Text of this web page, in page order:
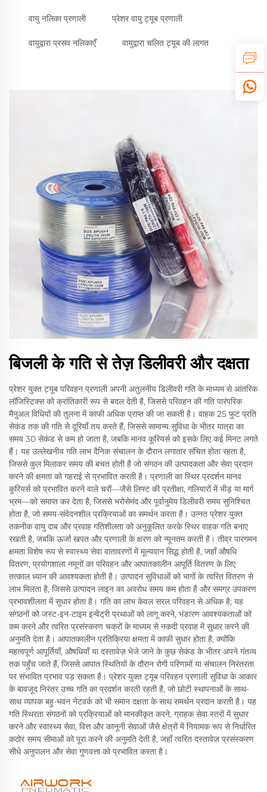
वायु नलिका प्रणाली प्रेशर वायु ट्यूब प्रणाली
वायुद्वारा प्रसव नलिकाएँ वायुद्वारा चलित ट्यूब की लागत
बिजली के गति से तेज़ डिलीवरी और दक्षता
प्रेशर युक्त ट्यूब परिवहन प्रणाली अपनी अतुलनीय डिलीवरी गति के माध्यम से आंतरिक
लॉजिस्टिक्स को क्रांतिकारी रूप से बदल देती है, जिससे परिवहन की गति पारंपरिक
मैनुअल विधियों की तुलना में काफी अधिक प्राप्त की जा सकती है। वाहक 25 फुट प्रति
सेकंड तक की गति से दूरियाँ तय करते हैं, जिससे सामान्य सुविधा के भीतर यात्रा का
समय 30 सेकंड से कम हो जाता है, जबकि मानव कूरियर्स को इसके लिए कई मिनट लगते
हैं। यह उल्लेखनीय गति लाभ दैनिक संचालन के दौरान लगातार संचित होता रहता है,
जिससे कुल मिलाकर समय की बचत होती है जो संगठन की उत्पादकता और सेवा प्रदान
करने की क्षमता को गहराई से प्रभावित करती है। प्रणाली का स्थिर प्रदर्शन मानव
कूरियर्स को प्रभावित करने वाले चरों—जैसे लिफ्ट की प्रतीक्षा, गलियारों में भीड़ या मार्ग
भ्रम—को समाप्त कर देता है, जिससे भरोसेमंद और पूर्वानुमेय डिलीवरी समय सुनिश्चित
होता है, जो समय-संवेदनशील प्रक्रियाओं का समर्थन करता है। उन्नत प्रेशर युक्त
तकनीक वायु दाब और प्रवाह गतिशीलता को अनुकूलित करके स्थिर वाहक गति बनाए
रखती है, जबकि ऊर्जा खपत और प्रणाली के क्षरण को न्यूनतम करती है। तीव्र पारगमन
क्षमता विशेष रूप से स्वास्थ्य सेवा वातावरणों में मूल्यवान सिद्ध होती है, जहाँ औषधि
वितरण, प्रयोगशाला नमूनों का परिवहन और आपातकालीन आपूर्ति वितरण के लिए
तत्काल ध्यान की आवश्यकता होती है। उत्पादन सुविधाओं को भागों के त्वरित वितरण से
लाभ मिलता है, जिससे उत्पादन लाइन का अवरोध समय कम होता है और समग्र उपकरण
प्रभावशीलता में सुधार होता है। गति का लाभ केवल सरल परिवहन से अधिक है; यह
संगठनों को जस्ट-इन-टाइम इन्वेंट्री प्रथाओं को लागू करने, भंडारण आवश्यकताओं को
कम करने और त्वरित प्रसंस्करण चक्रों के माध्यम से नकदी प्रवाह में सुधार करने की
अनुमति देता है। आपातकालीन प्रतिक्रिया क्षमता में काफी सुधार होता है, क्योंकि
महत्वपूर्ण आपूर्तियाँ, औषधियाँ या दस्तावेज़ भेजे जाने के कुछ सेकंड के भीतर अपने गंतव्य
तक पहुँच जाते हैं, जिससे आपात स्थितियों के दौरान रोगी परिणामों या संचालन निरंतरता
पर संभावित प्रभाव पड़ सकता है। प्रेशर युक्त ट्यूब परिवहन प्रणाली सुविधा के आकार
के बावजूद निरंतर उच्च गति का प्रदर्शन करती रहती है, जो छोटी स्थापनाओं के साथ-
साथ व्यापक बहु-भवन नेटवर्क को भी समान दक्षता के साथ समर्थन प्रदान करती है। यह
गति स्थिरता संगठनों को प्रक्रियाओं को मानकीकृत करने, ग्राहक सेवा स्तरों में सुधार
करने और स्वास्थ्य सेवा, वित्त और कानूनी सेवाओं जैसे क्षेत्रों में नियामक रूप से निर्धारित
कठोर समय सीमाओं को पूरा करने की अनुमति देती है, जहाँ त्वरित दस्तावेज़ प्रसंस्करण
सीधे अनुपालन और सेवा गुणवत्ता को प्रभावित करता है।